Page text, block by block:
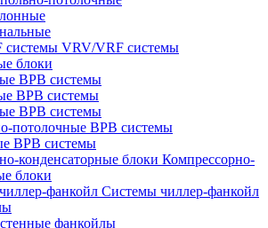
VRV/VRF системы
блоки
ВРВ системы
ВРВ системы
ВРВ системы
потолочные ВРВ системы
ВРВ системы
Компрессорно-
блоки
Системы чиллер-фанкойл
фанкойлы